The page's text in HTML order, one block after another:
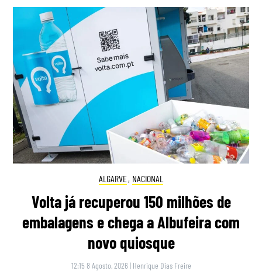
ALGARVE, NACIONAL
Volta já recuperou 150 milhões de
embalagens e chega a Albufeira com
novo quiosque
12:15 8 Agosto, 2026 | Henrique Dias Freire